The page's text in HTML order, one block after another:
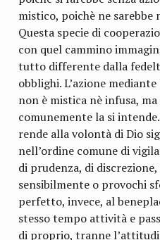
mistico, poichè ne
Questa specie di
con quel cammino
tutto diffe­rente dalla
obblighi. L’azio­ne
non è mistica nè infusa,
comunemente la si intende.
rende alla volontà di Dio
nell’ordine comune di
di prudenza, di
sensibilmente o provochi
per­fetto, invece, al
stesso tempo attività e
di proprio, tranne